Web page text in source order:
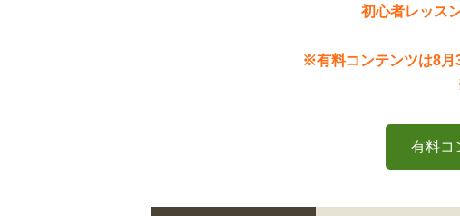
初心者レッス
※有料コンテンツは8月
有料コ